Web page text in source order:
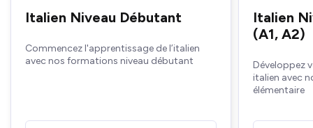
Italien Niveau Débutant
Commencez l'apprentissage de l’italien
avec nos formations niveau débutant
Italien
(A1, A2)
Développez
italien avec
élémentaire